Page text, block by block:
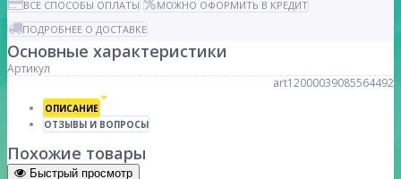
ВСЕ СПОСОБЫ ОПЛАТЫ
МОЖНО ОФОРМИТЬ В КРЕДИТ
ПОДРОБНЕЕ О ДОСТАВКЕ
Основные характеристики
Артикул
art12000039085564492
ОПИСАНИЕ
ОТЗЫВЫ И ВОПРОСЫ
Похожие товары
Быстрый просмотр